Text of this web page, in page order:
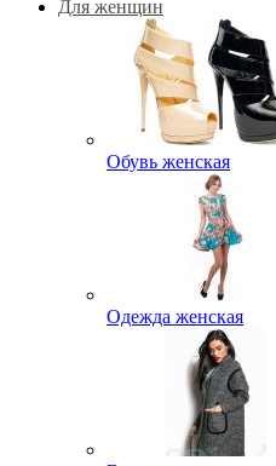
Для женщин
Обувь женская
Одежда женская